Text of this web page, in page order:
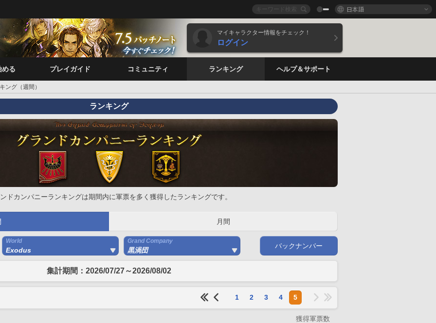
日本語
マイキャラクター情報をチェック！
ログイン
める プレイガイド コミュニティ ランキング ヘルプ＆サポート
ング（週間）
ランキング
ドカンパニーランキングは期間内に軍票を多く獲得したランキングです。
月間
World
Exodus
Grand Company
黒渦団
バックナンバー
集計期間：2026/07/27～2026/08/02
1 2 3 4 5
獲得軍票数